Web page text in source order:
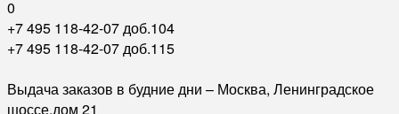
0
+7 495 118-42-07 доб.104
+7 495 118-42-07 доб.115
Выдача заказов в будние дни – Москва, Ленинградское
шоссе,дом 21